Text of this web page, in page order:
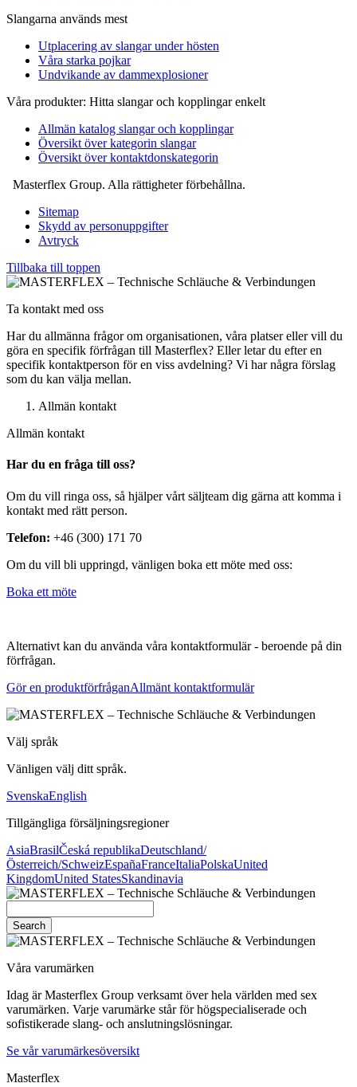
Slangarna används mest
Utplacering av slangar under hösten
Våra starka pojkar
Undvikande av dammexplosioner
Våra produkter: Hitta slangar och kopplingar enkelt
Allmän katalog slangar och kopplingar
Översikt över kategorin slangar
Översikt över kontaktdonskategorin
Masterflex Group. Alla rättigheter förbehållna.
Sitemap
Skydd av personuppgifter
Avtryck
Tillbaka till toppen
Ta kontakt med oss
Har du allmänna frågor om organisationen, våra platser eller vill du
göra en specifik förfrågan till Masterflex? Eller letar du efter en
specifik kontaktperson för en viss avdelning? Vi har några förslag
som du kan välja mellan.
Allmän kontakt
Allmän kontakt
Har du en fråga till oss?
Om du vill ringa oss, så hjälper vårt säljteam dig gärna att komma i
kontakt med rätt person.
Telefon: +46 (300) 171 70
Om du vill bli uppringd, vänligen boka ett möte med oss:
Boka ett möte
Alternativt kan du använda våra kontaktformulär - beroende på din
förfrågan.
Gör en produktförfråganAllmänt kontaktformulär
Välj språk
Vänligen välj ditt språk.
SvenskaEnglish
Tillgängliga försäljningsregioner
AsiaBrasilČeská republikaDeutschland/
Österreich/SchweizEspañaFranceItaliaPolskaUnited
KingdomUnited StatesSkandinavia
Search
Våra varumärken
Idag är Masterflex Group verksamt över hela världen med sex
varumärken. Varje varumärke står för högspecialiserade och
sofistikerade slang- och anslutningslösningar.
Se vår varumärkesöversikt
Masterflex